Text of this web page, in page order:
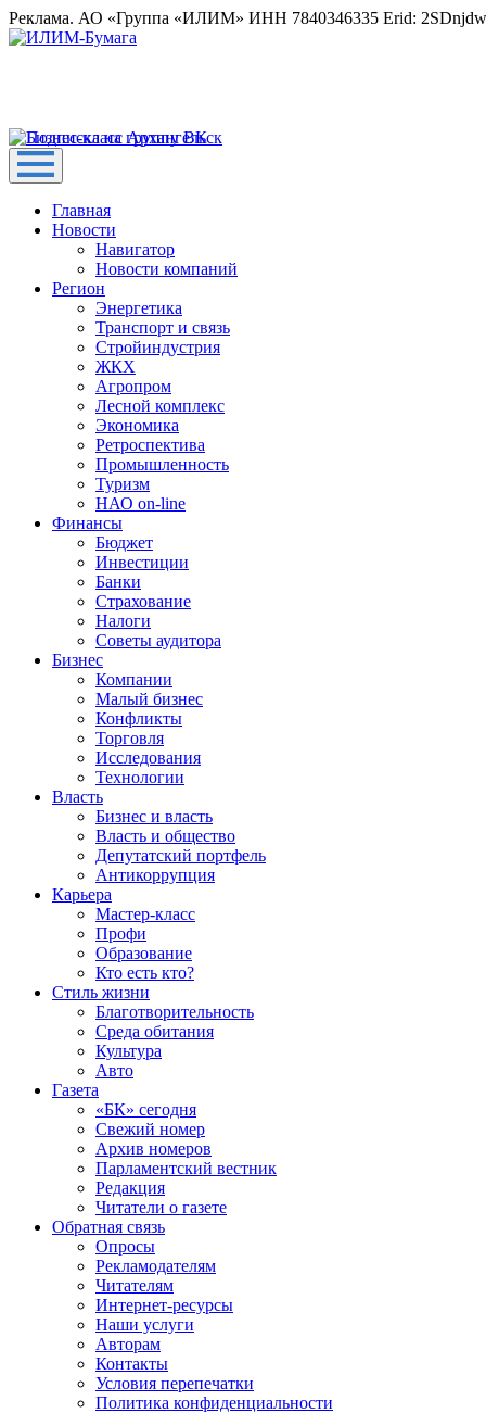
Реклама. АО «Группа «ИЛИМ» ИНН 7840346335 Erid:
Главная
Новости
Навигатор
Новости компаний
Регион
Энергетика
Транспорт и связь
Стройиндустрия
ЖКХ
Агропром
Лесной комплекс
Экономика
Ретроспектива
Промышленность
Туризм
НАО on-line
Финансы
Бюджет
Инвестиции
Банки
Страхование
Налоги
Советы аудитора
Бизнес
Компании
Малый бизнес
Конфликты
Торговля
Исследования
Технологии
Власть
Бизнес и власть
Власть и общество
Депутатский портфель
Антикоррупция
Карьера
Мастер-класс
Профи
Образование
Кто есть кто?
Стиль жизни
Благотворительность
Среда обитания
Культура
Авто
Газета
«БК» сегодня
Свежий номер
Архив номеров
Парламентский вестник
Редакция
Читатели о газете
Обратная связь
Опросы
Рекламодателям
Читателям
Интернет-ресурсы
Наши услуги
Авторам
Контакты
Условия перепечатки
Политика конфиденциальности